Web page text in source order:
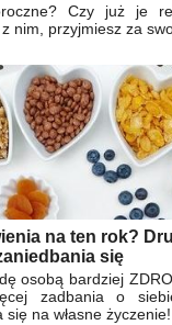
Czy już je
nim, przyjmiesz za
na ten rok?
się
osobą bardziej
zadbania o
się na własne